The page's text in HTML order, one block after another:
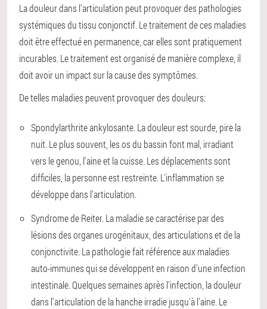
La douleur dans l'articulation peut provoquer des pathologies
systémiques du tissu conjonctif. Le traitement de ces maladies
doit être effectué en permanence, car elles sont pratiquement
incurables. Le traitement est organisé de manière complexe, il
doit avoir un impact sur la cause des symptômes.
De telles maladies peuvent provoquer des douleurs:
Spondylarthrite ankylosante. La douleur est sourde, pire la
nuit. Le plus souvent, les os du bassin font mal, irradiant
vers le genou, l'aine et la cuisse. Les déplacements sont
difficiles, la personne est restreinte. L'inflammation se
développe dans l'articulation.
Syndrome de Reiter. La maladie se caractérise par des
lésions des organes urogénitaux, des articulations et de la
conjonctivite. La pathologie fait référence aux maladies
auto-immunes qui se développent en raison d'une infection
intestinale. Quelques semaines après l'infection, la douleur
dans l'articulation de la hanche irradie jusqu'à l'aine. Le